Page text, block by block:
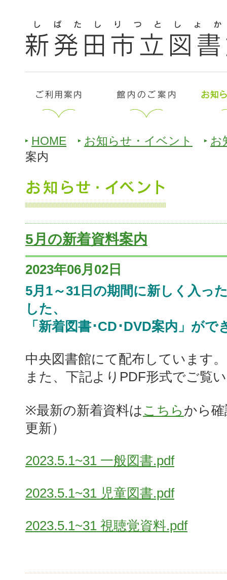
HOME お知らせ・イベント
お
案内
5月の新着資料案内
2023年06月02日
5月1～31日の期間に新しく入っ
した、
「新着図書･CD･DVD案内」がで
中央図書館にて配布しています。
また、下記よりPDF形式でご覧
※最新の新着資料は こちら から
更新）
2023.5.1~31 一般図書.pdf
2023.5.1~31 児童図書.pdf
2023.5.1~31 視聴覚資料.pdf